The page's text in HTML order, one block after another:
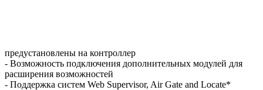
предустановлены на контроллер
- Возможность подключения дополнительных модулей для
расширения возможностей
- Поддержка систем Web Supervisor, Air Gate and Locate*